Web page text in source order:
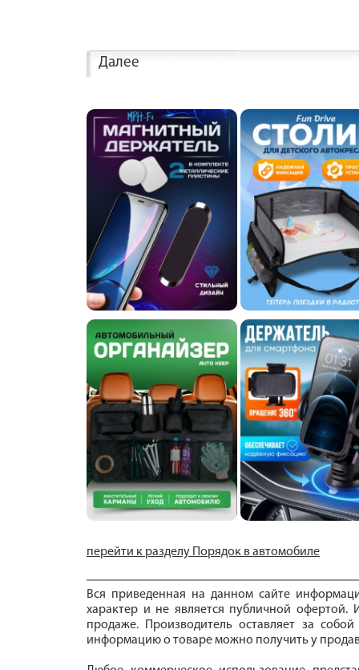
Далее
перейти к разделу Порядок в автомобиле
Вся приведенная на данном сайте
характер и не является публичной офертой.
продаже. Производитель оставляет за
информацию о товаре можно получить у